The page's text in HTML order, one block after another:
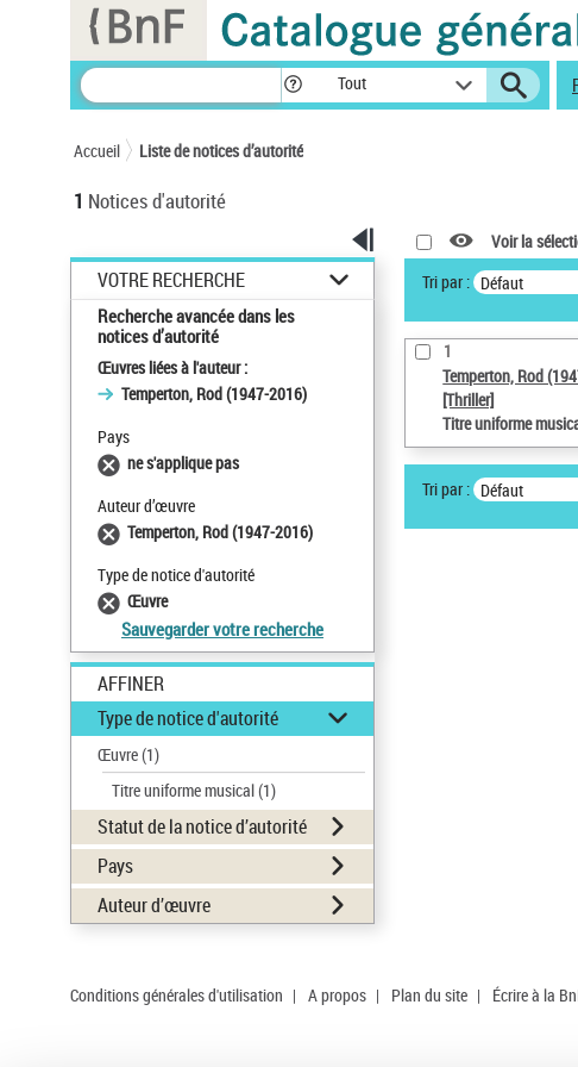
Tout
Accueil Liste de notices d’autorité
1 Notices d'autorité
VOTRE RECHERCHE
Recherche avancée dans les
notices d’autorité
Œuvres liées à l'auteur :
Temperton, Rod (1947-2016)
Pays
ne s'applique pas
Auteur d’œuvre
Temperton, Rod (1947-2016)
Type de notice d'autorité
Œuvre
Sauvegarder votre recherche
AFFINER
Type de notice d'autorité
Œuvre(1)
Titre uniforme musical(1)
Statut de la notice d’autorité
Pays
Auteur d’œuvre
Voir la
Tri par : Défaut
1
Temperton, Rod
[Thriller]
Titre uniforme
Tri par : Défaut
Conditions générales d'utilisation | A propos | Plan du site | Écrire à la
Panneau de gestion des cookies